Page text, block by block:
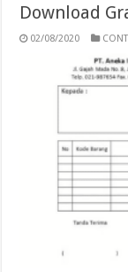
Download
02/08/2020